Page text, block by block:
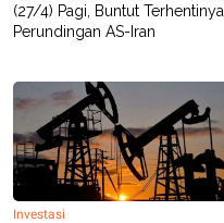
(27/4) Pagi, Buntut Terhentinya
Perundingan AS-Iran
Investasi